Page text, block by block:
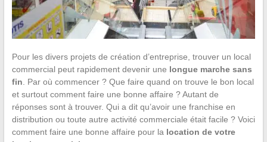
Pour les divers projets de création d’entreprise, trouver un local
commercial peut rapidement devenir une longue marche sans
fin . Par où commencer ? Que faire quand on trouve le bon local
et surtout comment faire une bonne affaire ? Autant de
réponses sont à trouver. Qui a dit qu’avoir une franchise en
distribution ou toute autre activité commerciale était facile ? Voici
comment faire une bonne affaire pour la location de votre